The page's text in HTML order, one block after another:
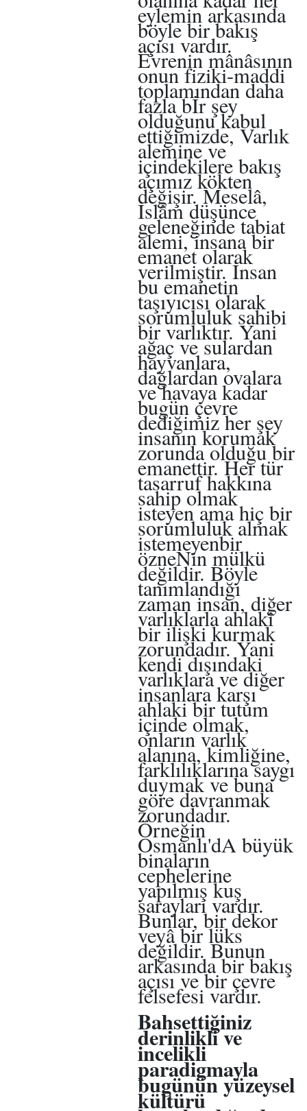
eylemin arkasında
böyle bir bakış
açısı vardır.
Evrenin mânâsının
onun fiziki-maddi
toplamından daha
fazla bİr şey
olduğunu kabul
ettiğimizde, Varlık
alemine ve
içindekilere bakış
açımız kökten
değişir. Meselâ,
İslâm düşünce
geleneğinde tabiat
alemi, insana bir
emanet olarak
verilmiştir. İnsan
bu emanetin
taşıyıcısı olarak
sorumluluk sahibi
bir varlıktır. Yani
ağaç ve sulardan
hayvanlara,
dağlardan ovalara
ve havaya kadar
bugün çevre
dediğimiz her şey
insanın korumak
zorunda olduğu bir
emanettir. Her tür
tasarruf hakkına
sahip olmak
isteyen ama hiç bir
sorumluluk almak
istemeyenbir
özneNin mülkü
değildir. Böyle
tanımlandığı
zaman insan, diğer
varlıklarla ahlakî
bir ilişki kurmak
zorundadır. Yani
kendi dışındaki
varlıklara ve diğer
insanlara karşı
ahlaki bir tutum
içinde olmak,
onların varlık
alanına, kimliğine,
farklılıklarına saygı
duymak ve buna
göre davranmak
zorundadır.
Örneğin
Osmanlı'dA büyük
binaların
cephelerine
yapılmış kuş
sarayları vardır.
Bunlar, bir dekor
veyâ bir lüks
değildir. Bunun
arkasında bir bakış
açısı ve bir çevre
felsefesi vardır.
Bahsettiğiniz
derinlikli ve
incelikli
paradigmayla
bugünün yüzeysel
kültürü